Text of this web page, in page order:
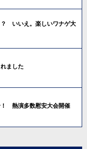
いいえ。楽しいワナゲ大
ました
！ 熱演多数慰安大会開催